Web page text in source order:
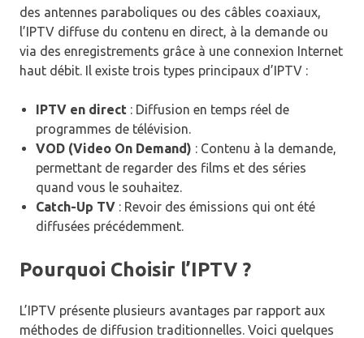
des antennes paraboliques ou des câbles coaxiaux,
l’IPTV diffuse du contenu en direct, à la demande ou
via des enregistrements grâce à une connexion Internet
haut débit. Il existe trois types principaux d’IPTV :
IPTV en direct : Diffusion en temps réel de
programmes de télévision.
VOD (Video On Demand) : Contenu à la demande,
permettant de regarder des films et des séries
quand vous le souhaitez.
Catch-Up TV : Revoir des émissions qui ont été
diffusées précédemment.
Pourquoi Choisir l’IPTV ?
L’IPTV présente plusieurs avantages par rapport aux
méthodes de diffusion traditionnelles. Voici quelques